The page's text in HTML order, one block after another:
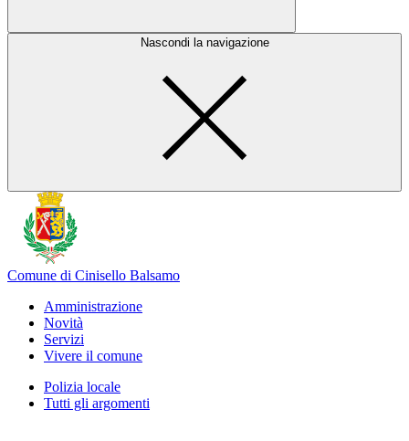
Nascondi la navigazione
Comune di Cinisello Balsamo
Amministrazione
Novità
Servizi
Vivere il comune
Polizia locale
Tutti gli argomenti